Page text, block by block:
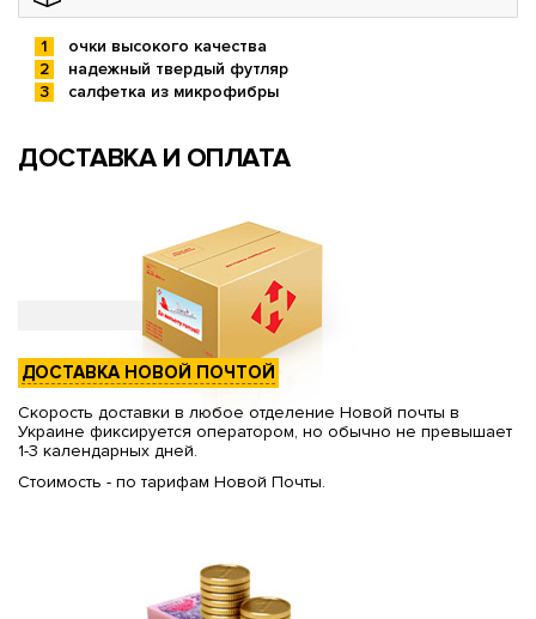
очки высокого качества
надежный твердый футляр
салфетка из микрофибры
ДОСТАВКА И ОПЛАТА
ДОСТАВКА НОВОЙ ПОЧТОЙ
Скорость доставки в любое отделение Новой почты в
Украине фиксируется оператором, но обычно не превышает
1-3 календарных дней.
Стоимость - по тарифам Новой Почты.